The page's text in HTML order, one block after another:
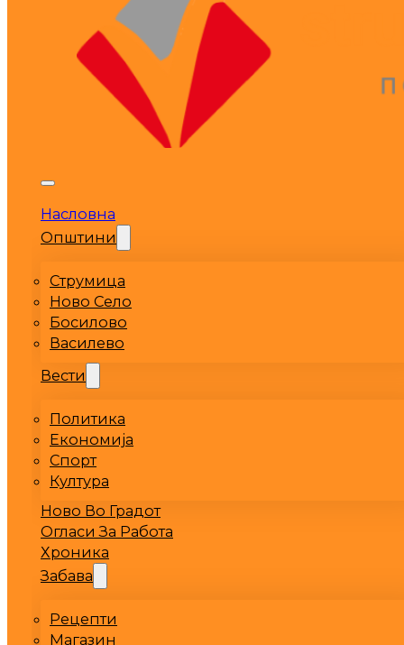
Насловна
Општини
Струмица
Ново Село
Босилово
Василево
Вести
Политика
Економија
Спорт
Култура
Ново Во Градот
Огласи За Работа
Хроника
Забава
Рецепти
Магазин